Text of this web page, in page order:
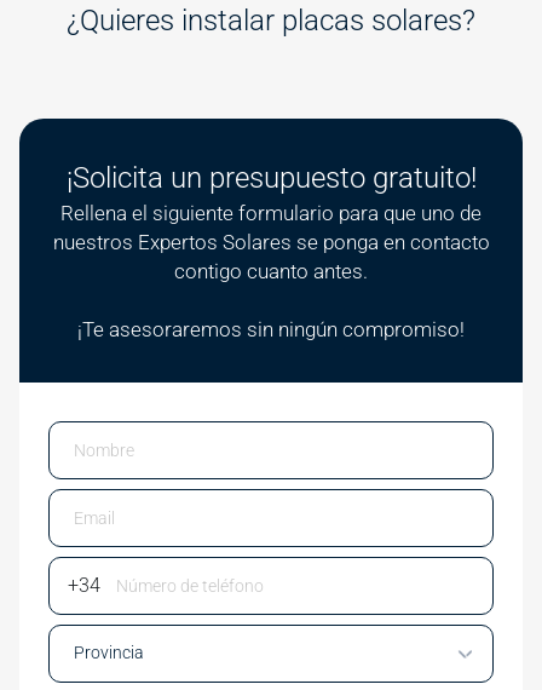
¿Quieres instalar placas solares?
¡Solicita un presupuesto gratuito!
Rellena el siguiente formulario para que uno de
nuestros Expertos Solares se ponga en contacto
contigo cuanto antes.
¡Te asesoraremos sin ningún compromiso!
Email
Phone Number